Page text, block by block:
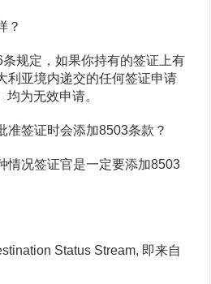
？
规定，如果你持有的签证上有
利亚境内递交的任何签证申请
均为无效申请。
准签证时会添加8503条款？
情况签证官是一定要添加8503
Status Stream, 即来自